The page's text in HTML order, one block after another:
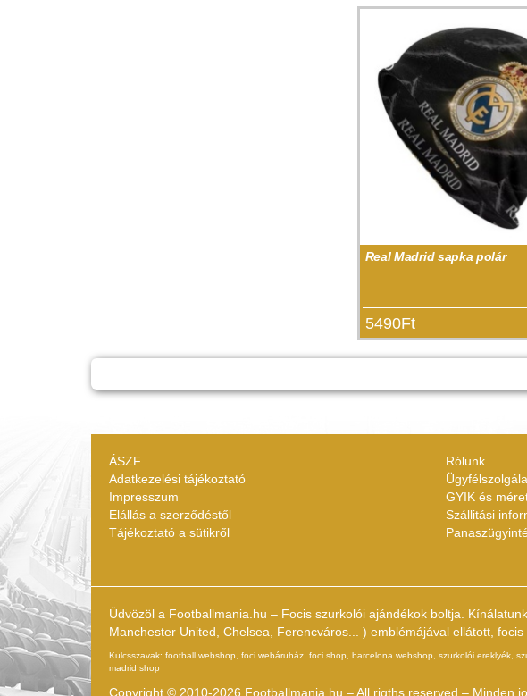
Real Madrid sapka polár
5490Ft
ÁSZF
Adatkezelési tájékoztató
Impresszum
Elállás a szerződéstől
Tájékoztató a sütikről
Rólunk
GYIK és
Szállitási
Üdvözöl a Footballmania.hu – Focis szurkolói ajándékok boltja.
Manchester United, Chelsea, Ferencváros... ) emblémájával ellátott,
Kulcsszavak: football webshop, foci webáruház, foci shop, barcelona webshop, szurkolói ereklyék,
madrid shop
Copyright © 2010-2026 Footballmania.hu – All rigths reserved – Minden